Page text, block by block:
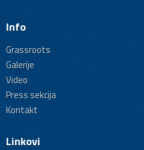
Info
Grassroots
Galerije
Video
Press sekcija
Kontakt
Linkovi